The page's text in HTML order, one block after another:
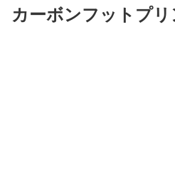
カーボンフットプ